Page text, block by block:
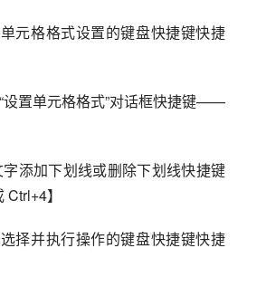
元格格式设置的键盘快捷键快捷
设置单元格格式”对话框快捷键——
】
择并执行操作的键盘快捷键快捷